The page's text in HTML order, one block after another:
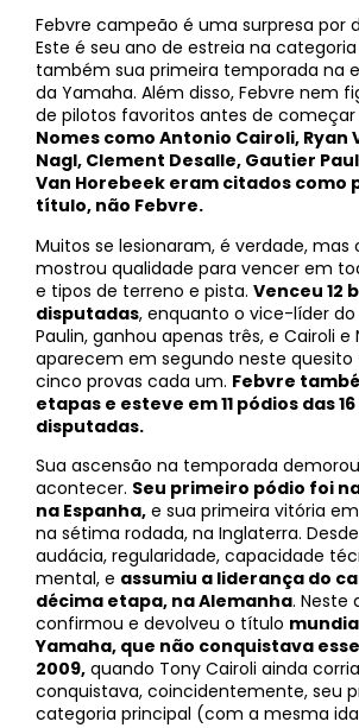
Febvre campeão é uma surpresa por
Este é seu ano de estreia na categoria
também sua primeira temporada na
da Yamaha. Além disso, Febvre nem
de pilotos favoritos antes de
Nomes como Antonio Cairoli, Ryan
Nagl, Clement Desalle, Gautier
Van Horebeek eram citados como
título, não Febvre.
Muitos se lesionaram, é verdade,
mostrou qualidade para vencer em
e tipos de terreno e pista. Venceu 12
disputadas, enquanto o vice-líder
Paulin, ganhou apenas três, e Cairoli e
aparecem em segundo neste quesito
cinco provas cada um. Febvre
etapas e esteve em 11 pódios das
disputadas.
Sua ascensão na temporada
acontecer. Seu primeiro pódio foi
na Espanha, e sua primeira vitória
na sétima rodada, na Inglaterra.
audácia, regularidade, capacidade
mental, e assumiu a liderança do
décima etapa, na Alemanha. Neste
confirmou e devolveu o título
Yamaha, que não conquistava
2009, quando Tony Cairoli ainda
conquistava, coincidentemente, seu
categoria principal (com a mesma